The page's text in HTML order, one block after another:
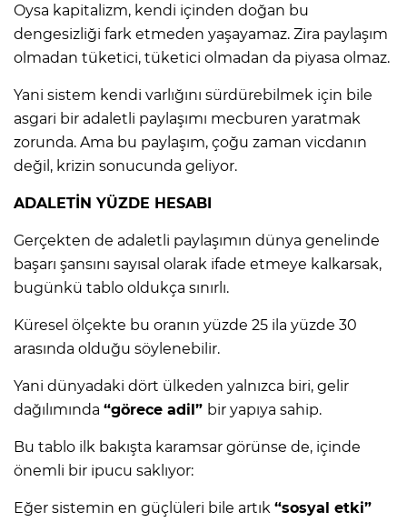
Oysa kapitalizm, kendi içinden doğan bu
dengesizliği fark etmeden yaşayamaz. Zira paylaşım
olmadan tüketici, tüketici olmadan da piyasa olmaz.
Yani sistem kendi varlığını sürdürebilmek için bile
asgari bir adaletli paylaşımı mecburen yaratmak
zorunda. Ama bu paylaşım, çoğu zaman vicdanın
değil, krizin sonucunda geliyor.
ADALETİN YÜZDE HESABI
Gerçekten de adaletli paylaşımın dünya genelinde
başarı şansını sayısal olarak ifade etmeye kalkarsak,
bugünkü tablo oldukça sınırlı.
Küresel ölçekte bu oranın yüzde 25 ila yüzde 30
arasında olduğu söylenebilir.
Yani dünyadaki dört ülkeden yalnızca biri, gelir
dağılımında “görece adil” bir yapıya sahip.
Bu tablo ilk bakışta karamsar görünse de, içinde
önemli bir ipucu saklıyor:
Eğer sistemin en güçlüleri bile artık “sosyal etki”